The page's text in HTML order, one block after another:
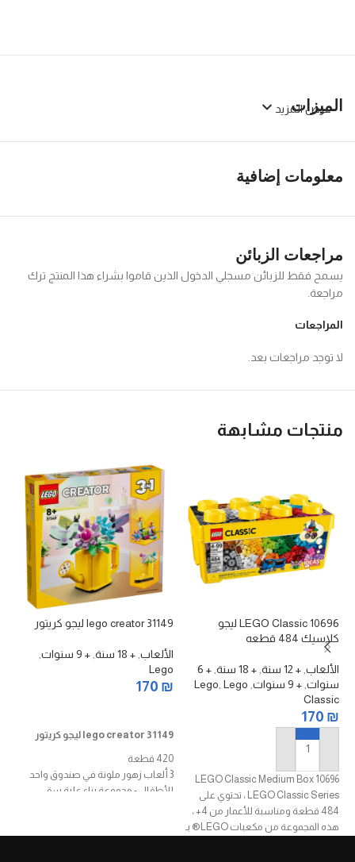
الميزات
عرض المزيد
معلومات إضافية
مراجعات الزبائن
المراجعات
لا توجد مراجعات بعد.
يسمح فقط للزبائن مسجلي الدخول الذين قاموا بشراء هذا المنتج ترك
مراجعة.
منتجات مشابهة
10696 LEGO Classic ليجو
كلاسيك 484 قطعه
الألعاب + 12 سنة + 18 سنة
+ 6
سنوات + 9 سنوات Lego Lego
Classic
170 ₪
إضافة إلى السلة
LEGO Classic Medium Box 10696
LEGO Classic Series ، تحتوي على
484 قطعة ومناسبة للأعمار من 4+ ،
هذه المجموعة من مكعبات LEGO® بـ
lego creator 31149 ليجو كريتور
الألعاب, + 18 سنة , + 9 سنوات
,
Lego
170 ₪
lego creator 31149 ليجو كريتور
420 قطعة
3 ألعاب زهور ملونة في صندوق واحد
للأطفال - مجموعة بناء علبة سقي
فوق بناء وإعادة بناء 3 نماذج مفصلة